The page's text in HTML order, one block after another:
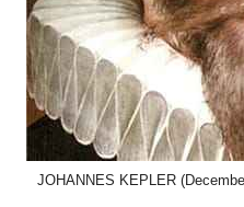
JOHANNES KEPLER